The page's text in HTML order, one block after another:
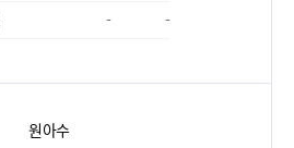
- -
원아수